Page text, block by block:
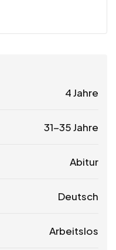
4 Jahre
31-35 Jahre
Abitur
Deutsch
Arbeitslos